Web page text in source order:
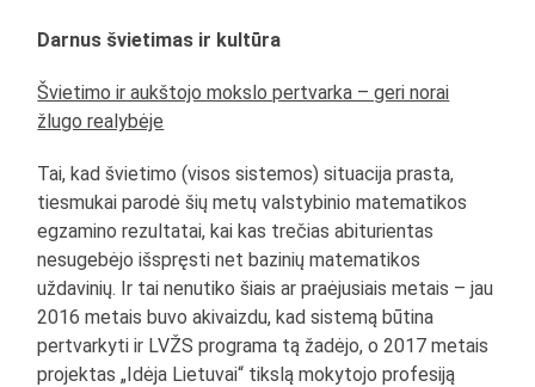
Darnus švietimas ir kultūra
Švietimo ir aukštojo mokslo pertvarka – geri norai
žlugo realybėje
Tai, kad švietimo (visos sistemos) situacija prasta,
tiesmukai parodė šių metų valstybinio matematikos
egzamino rezultatai, kai kas trečias abiturientas
nesugebėjo išspręsti net bazinių matematikos
uždavinių. Ir tai nenutiko šiais ar praėjusiais metais – jau
2016 metais buvo akivaizdu, kad sistemą būtina
pertvarkyti ir LVŽS programa tą žadėjo, o 2017 metais
projektas „Idėja Lietuvai“ tikslą mokytojo profesiją